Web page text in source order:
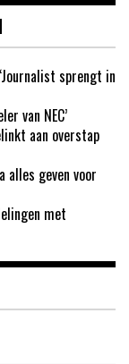
sprengt in
van NEC’
aan overstap
alles geven voor
met